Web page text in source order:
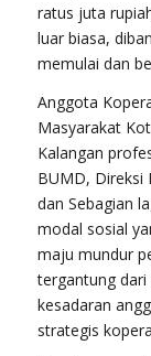
ratus juta
luar biasa,
memulai dan
Anggota
Masyarakat
Kalangan
BUMD, Direksi
dan Sebagian
modal sosial
maju mundur
tergantung
kesadaran
strategis